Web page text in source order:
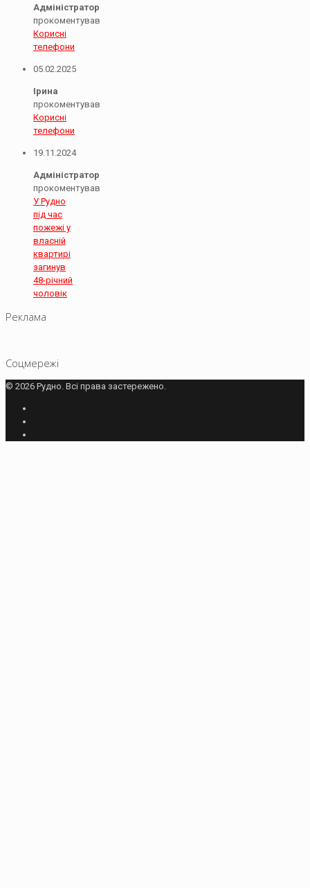
Адміністратор
прокоментував
Корисні
телефони
05.02.2025
Ірина
прокоментував
Корисні
телефони
19.11.2024
Адміністратор
прокоментував
У Рудно
під час
пожежі у
власній
квартирі
загинув
48-річний
чоловік
Реклама
Соцмережі
© 2026 Рудно. Всі права застережено.